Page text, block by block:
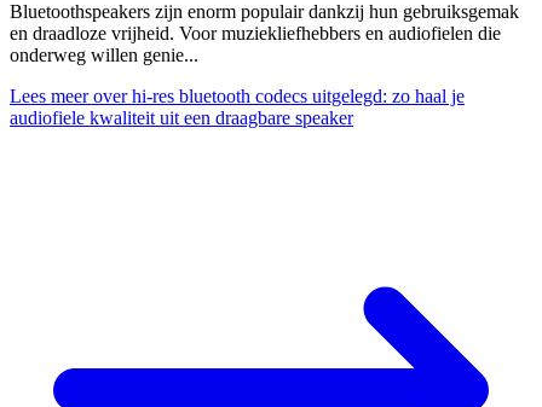
Bluetoothspeakers zijn enorm populair dankzij hun gebruiksgemak
en draadloze vrijheid. Voor muziekliefhebbers en audiofielen die
onderweg willen genie...
Lees meerover hi-res bluetooth codecs uitgelegd: zo haal je
audiofiele kwaliteit uit een draagbare speaker